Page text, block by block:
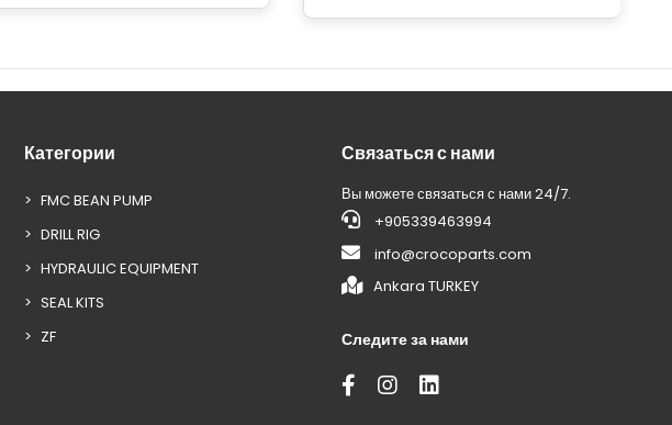
Категории
FMC BEAN PUMP
DRILL RIG
HYDRAULIC EQUIPMENT
SEAL KITS
ZF
Связаться с нами
Вы можете связаться с нами 24/7.
+905339463994
info@crocoparts.com
Ankara TURKEY
Следите за нами